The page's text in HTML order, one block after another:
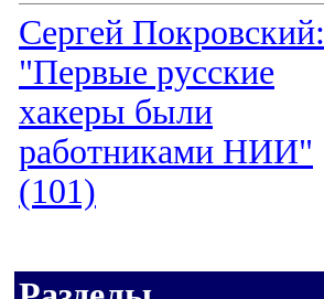
Сергей Покровский:
"Первые русские
хакеры были
работниками НИИ"
(101)